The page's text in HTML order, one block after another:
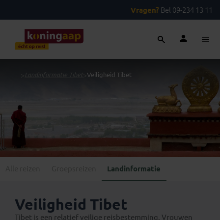
Vragen? Bel 09-234 13 11
> Landinformatie Tibet >Veiligheid Tibet
Landinformatie
Veiligheid Tibet
Tibet is een relatief veilige reisbestemming. Vrouwen